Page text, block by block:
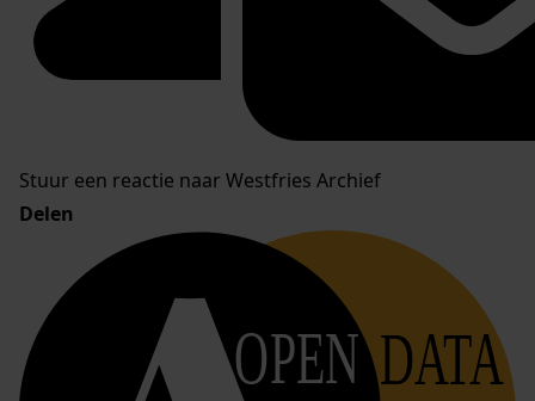
Stuur een reactie naar Westfries Archief
Delen
OPEN DATA